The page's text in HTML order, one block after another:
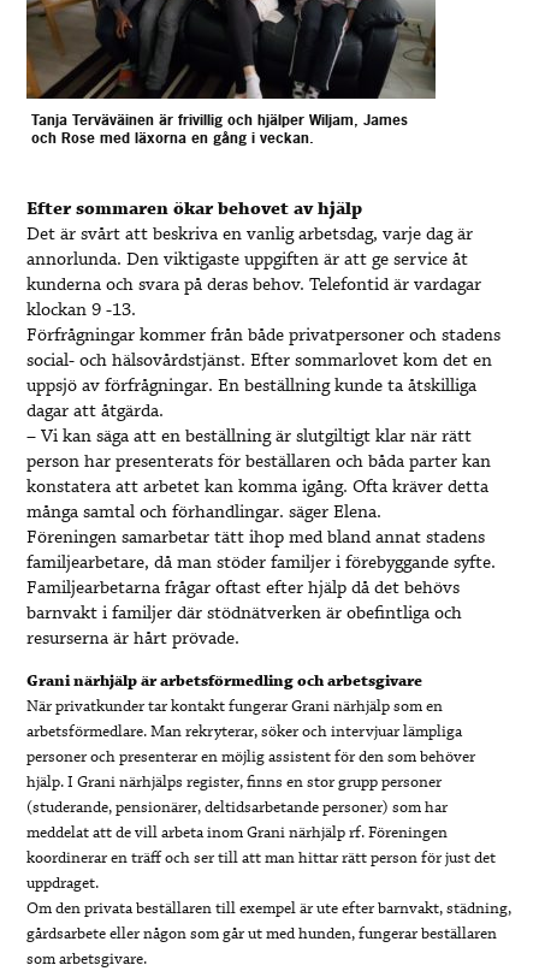
Tanja Terväväinen är frivillig och hjälper Wiljam, James
och Rose med läxorna en gång i veckan.
Efter sommaren ökar behovet av hjälp
Det är svårt att beskriva en vanlig arbetsdag, varje dag är
annorlunda. Den viktigaste uppgiften är att ge service åt
kunderna och svara på deras behov. Telefontid är vardagar
klockan 9 -13.
Förfrågningar kommer från både privatpersoner och stadens
social- och hälsovårdstjänst. Efter sommarlovet kom det en
uppsjö av förfrågningar. En beställning kunde ta åtskilliga
dagar att åtgärda.
– Vi kan säga att en beställning är slutgiltigt klar när rätt
person har presenterats för beställaren och båda parter kan
konstatera att arbetet kan komma igång. Ofta kräver detta
många samtal och förhandlingar. säger Elena.
Föreningen samarbetar tätt ihop med bland annat stadens
familjearbetare, då man stöder familjer i förebyggande syfte.
Familjearbetarna frågar oftast efter hjälp då det behövs
barnvakt i familjer där stödnätverken är obefintliga och
resurserna är hårt prövade.
Grani närhjälp är arbetsförmedling och arbetsgivare
När privatkunder tar kontakt fungerar Grani närhjälp som en
arbetsförmedlare. Man rekryterar, söker och intervjuar lämpliga
personer och presenterar en möjlig assistent för den som behöver
hjälp. I Grani närhjälps register, finns en stor grupp personer
(studerande, pensionärer, deltidsarbetande personer) som har
meddelat att de vill arbeta inom Grani närhjälp rf. Föreningen
koordinerar en träff och ser till att man hittar rätt person för just det
uppdraget.
Om den privata beställaren till exempel är ute efter barnvakt, städning,
gårdsarbete eller någon som går ut med hunden, fungerar beställaren
som arbetsgivare.